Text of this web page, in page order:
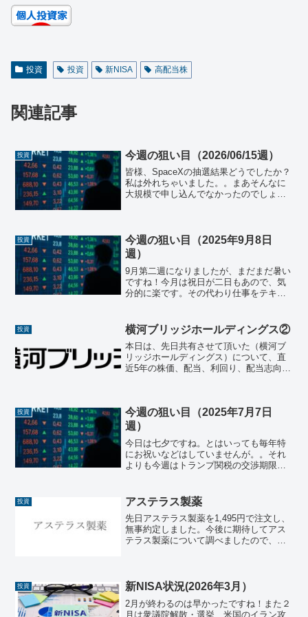
投資 投資 新NISA 高配当株
関連記事
投資 今週の狙い目（2026/06/15週）
皆様、SpaceXの抽選結果どうでしたか？
私は外れちゃいました。。まあそんなに
大規模で申し込んでなかったのでしょう
末の終値は¥66,...
投資
今週の狙い目（2025年9月8日
週）
9月第二週になりましたが、まだまだ暑い
ですね！今月は祝日が二日もあので、気
分的に楽です。その代わり仕事をテキパ
¥43,018.75となり、先週末よりも¥300.28
上げと...
投資 横河ブリッジホールディングス②
本日は、先日共有させて頂いた（横河ブ
リッジホールディングス）について、直
近5年の株価、配当、利回り、配当志向性
は、東証プライム...
投資
今週の狙い目（2025年7月7日
週）
今日は七夕ですね。とはいっても毎年特
にお祝いなどはしていませんが。。それ
よりも今週はトランプ関税の交渉期限で
したいと思います。日本株先週の日経平
均最終値は¥39,81...
投資 アステラス製薬
先日アステラス製薬を1,495円で注文し、
無事約定しました。今後に期待してアス
テラス製薬について調べましたので、共
本...
投資 新NISA状況(2026年3月）
2月が終わるのは早かったですね！また２
月は衆議院解散・選挙、米国のイラン攻